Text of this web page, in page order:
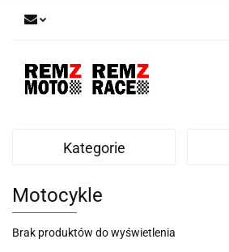
Kategorie
Motocykle
Brak produktów do wyświetlenia